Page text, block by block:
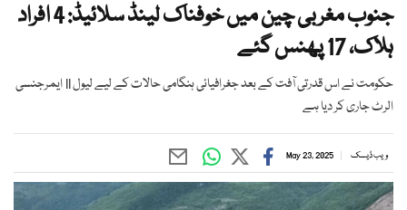
جنوب مغربی چین میں خوفناک لینڈ سلائیڈ: 4 افراد
ہلاک، 17 پھنس گئے
حکومت نے اس قدرتی آفت کے بعد جغرافیائی ہنگامی حالات کے لیے لیول II ایمرجنسی
الرٹ جاری کر دیا ہے
ویب ڈیسک May 23, 2025